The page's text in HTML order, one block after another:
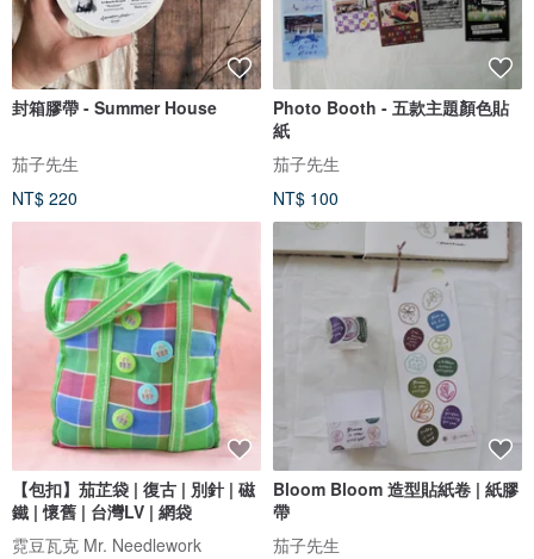
封箱膠帶 - Summer House
茄子先生
NT$ 220
Photo Booth - 五款主題顏色貼
紙
茄子先生
NT$ 100
【包扣】茄芷袋 | 復古 | 別針 | 磁
鐵 | 懷舊 | 台灣LV | 網袋
霓豆瓦克 Mr. Needlework
Bloom Bloom 造型貼紙卷 | 紙膠
帶
茄子先生